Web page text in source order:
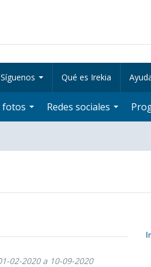
Síguenos Qué es Irekia
fotos Redes sociales
02-2020 a 10-09-2020